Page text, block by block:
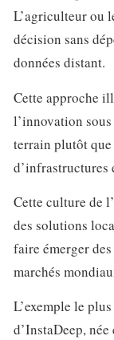
L’agriculteur ou
décision sans
données distant.
Cette approche
l’innovation
terrain plutôt que
d’infrastructures
Cette culture de
des solutions
faire émerger
marchés
L’exemple le
d’InstaDeep, née